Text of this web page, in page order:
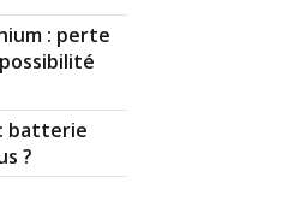
: perte
batterie
?